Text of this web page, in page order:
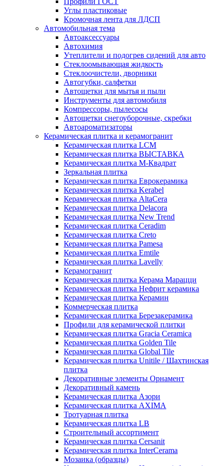
Углы пластиковые
Кромочная лента для ЛДСП
Автомобильная тема
Автоаксессуары
Автохимия
Утеплители и подогрев сидений для авто
Стеклоомывающая жидкость
Стеклоочистели, дворники
Автогубки, салфетки
Автощетки для мытья и пыли
Инструменты для автомобиля
Компрессоры, пылесосы
Автощетки снегоуборочные, скребки
Автоароматизаторы
Керамическая плитка и керамогранит
Керамическая плитка LCM
Керамическая плитка ВЫСТАВКА
Керамическая плитка М-Квадрат
Зеркальная плитка
Керамическая плитка Еврокерамика
Керамическая плитка Kerabel
Керамическая плитка AltaCera
Керамическая плитка Delacora
Керамическая плитка New Trend
Керамическая плитка Ceradim
Керамическая плитка Creto
Керамическая плитка Pamesa
Керамическая плитка Emtile
Керамическая плитка Lavelly
Керамогранит
Керамическая плитка Керама Марацци
Керамическая плитка Нефрит керамика
Керамическая плитка Керамин
Коммерческая плитка
Керамическая плитка Березакерамика
Профили для керамической плитки
Керамическая плитка Gracia Ceramica
Керамическая плитка Golden Tile
Керамическая плитка Global Tile
Керамическая плитка Unitile / Шахтинская
плитка
Декоративные элементы Орнамент
Декоративный камень
Керамическая плитка Азори
Керамическая плитка AXIMA
Тротуарная плитка
Керамическая плитка LB
Строительный ассортимент
Керамическая плитка Cersanit
Керамическая плитка InterCerama
Мозаика (образцы)